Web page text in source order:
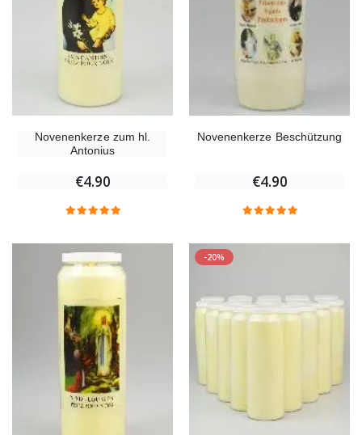
Novenenkerze zum hl.
Antonius
€4.90
Novenenkerze Beschützung
€4.90
-20%